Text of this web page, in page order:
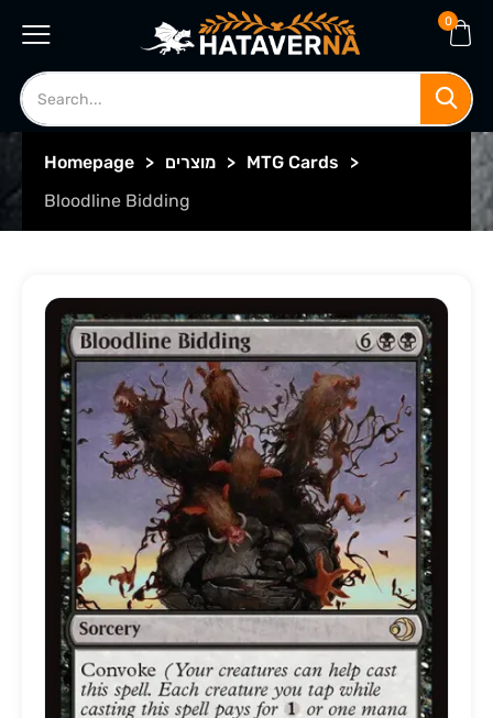
0
Homepage > מוצרים > MTG Cards
>
Bloodline Bidding